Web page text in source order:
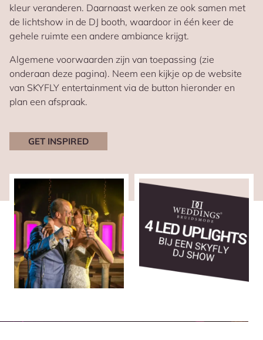
kleur veranderen. Daarnaast werken ze ook samen met
de lichtshow in de DJ booth, waardoor in één keer de
gehele ruimte een andere ambiance krijgt.
Algemene voorwaarden zijn van toepassing (zie
onderaan deze pagina). Neem een kijkje op de website
van SKYFLY entertainment via de button hieronder en
plan een afspraak.
GET INSPIRED